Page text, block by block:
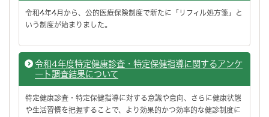
令和4年4月から、公的医療保険制度で新たに「リフィル処方箋」と
いう制度が始まりました。
令和4年度特定健康診査・特定保健指導に関するアンケ
ート調査結果について
特定健康診査・特定保健指導に対する意識や意向、さらに健康状態
や生活習慣を把握することで、より効果的かつ効率的な健診制度に